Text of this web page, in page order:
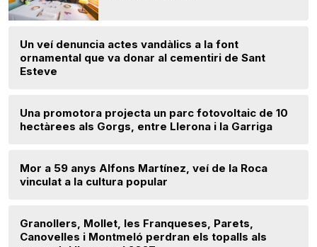
Un veí denuncia actes vandàlics a la font
ornamental que va donar al cementiri de Sant
Esteve
Una promotora projecta un parc fotovoltaic de 10
hectàrees als Gorgs, entre Llerona i la Garriga
Mor a 59 anys Alfons Martínez, veí de la Roca
vinculat a la cultura popular
Granollers, Mollet, les Franqueses, Parets,
Canovelles i Montmeló perdran els topalls als